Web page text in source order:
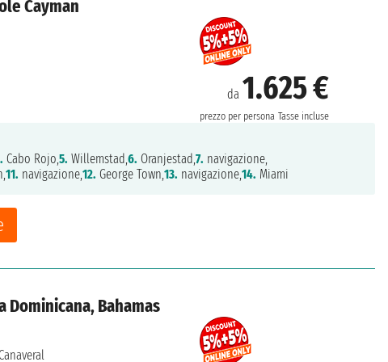
Cayman
da 1.625 €
prezzo per persona Tasse incluse
Cabo Rojo,5. Willemstad,6. Oranjestad,7. navigazione,
11. navigazione,12. George Town,13. navigazione,14. Miami
Dominicana, Bahamas